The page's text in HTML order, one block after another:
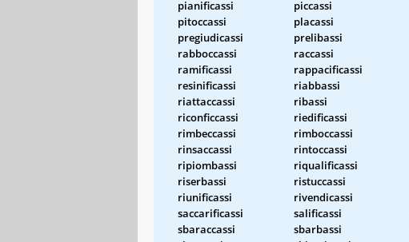
pianificassi
piccassi
pitoccassi
placassi
pregiudicassi
prelibassi
rabboccassi
raccassi
ramificassi
rappacificassi
resinificassi
riabbassi
riattaccassi
ribassi
riconficcassi
riedificassi
rimbeccassi
rimboccassi
rinsaccassi
rintoccassi
ripiombassi
riqualificassi
riserbassi
ristuccassi
riunificassi
rivendicassi
saccarificassi
salificassi
sbaraccassi
sbarbassi